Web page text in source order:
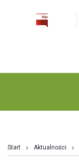
Start Aktualności